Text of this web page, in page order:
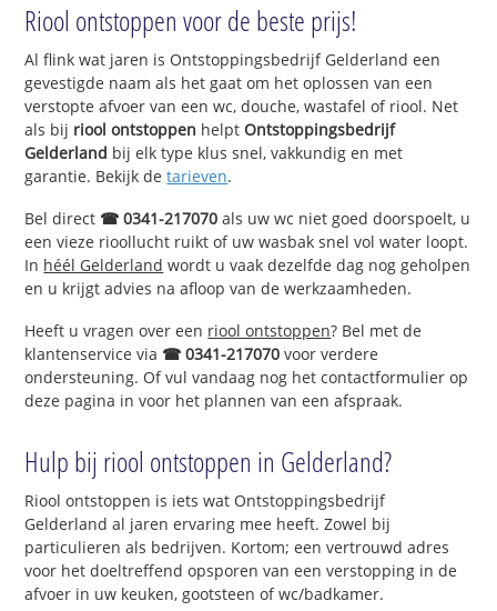
Riool ontstoppen voor de beste prijs!
Al flink wat jaren is Ontstoppingsbedrijf Gelderland een
gevestigde naam als het gaat om het oplossen van een
verstopte afvoer van een wc, douche, wastafel of riool. Net
als bij riool ontstoppen helptOntstoppingsbedrijf
Gelderland bij elk type klus snel, vakkundig en met
garantie. Bekijk detarieven.
Bel direct ☎ 0341-217070 als uw wc niet goed doorspoelt, u
een vieze rioollucht ruikt of uw wasbak snel vol water loopt.
In héél Gelderland wordt u vaak dezelfde dag nog geholpen
en u krijgt advies na afloop van de werkzaamheden.
Heeft u vragen over een riool ontstoppen? Bel met de
klantenservice via ☎ 0341-217070 voor verdere
ondersteuning. Of vul vandaag nog het contactformulier op
deze pagina in voor het plannen van een afspraak.
Hulp bij riool ontstoppen in Gelderland?
Riool ontstoppen is iets wat Ontstoppingsbedrijf
Gelderland al jaren ervaring mee heeft. Zowel bij
particulieren als bedrijven. Kortom; een vertrouwd adres
voor het doeltreffend opsporen van een verstopping in de
afvoer in uw keuken, gootsteen of wc/badkamer.